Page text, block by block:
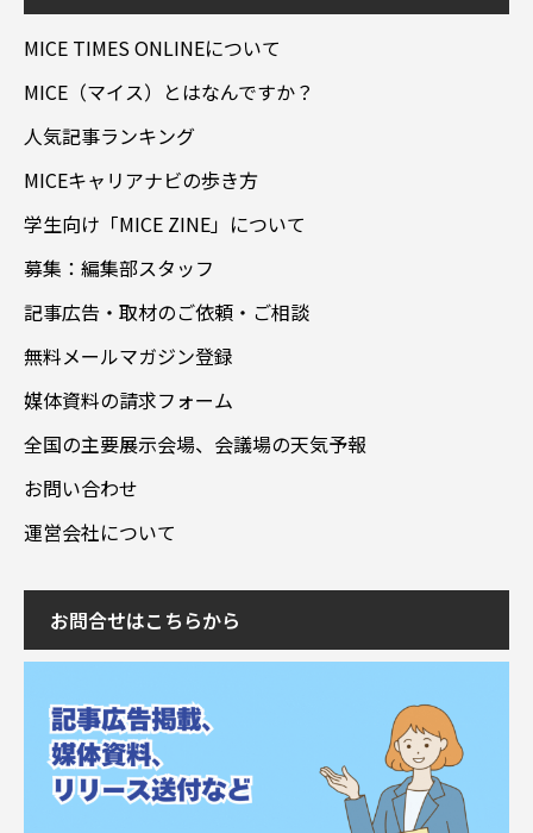
MICE TIMES ONLINEについて
MICE（マイス）とはなんですか？
人気記事ランキング
MICEキャリアナビの歩き方
学生向け「MICE ZINE」について
募集：編集部スタッフ
記事広告・取材のご依頼・ご相談
無料メールマガジン登録
媒体資料の請求フォーム
全国の主要展示会場、会議場の天気予報
お問い合わせ
運営会社について
お問合せはこちらから